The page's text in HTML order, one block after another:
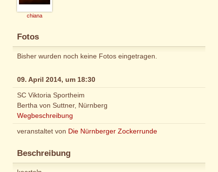
chiana
Fotos
Bisher wurden noch keine Fotos eingetragen.
09. April 2014, um 18:30
SC Viktoria Sportheim
Bertha von Suttner, Nürnberg
Wegbeschreibung
veranstaltet von Die Nürnberger Zockerrunde
Beschreibung